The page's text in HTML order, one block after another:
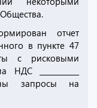
отчет
в пункте 47
с рисковыми
___________
запросы на